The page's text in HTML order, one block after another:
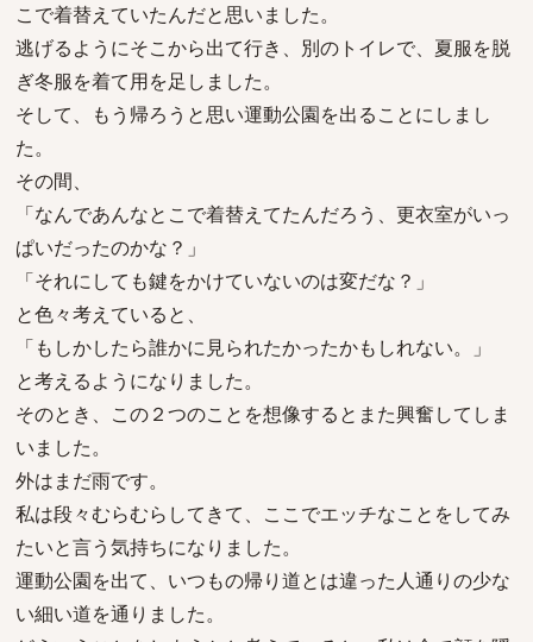
こで着替えていたんだと思いました。
逃げるようにそこから出て行き、別のトイレで、夏服を脱
ぎ冬服を着て用を足しました。
そして、もう帰ろうと思い運動公園を出ることにしまし
た。
その間、
「なんであんなとこで着替えてたんだろう、更衣室がいっ
ぱいだったのかな？」
「それにしても鍵をかけていないのは変だな？」
と色々考えていると、
「もしかしたら誰かに見られたかったかもしれない。」
と考えるようになりました。
そのとき、この２つのことを想像するとまた興奮してしま
いました。
外はまだ雨です。
私は段々むらむらしてきて、ここでエッチなことをしてみ
たいと言う気持ちになりました。
運動公園を出て、いつもの帰り道とは違った人通りの少な
い細い道を通りました。